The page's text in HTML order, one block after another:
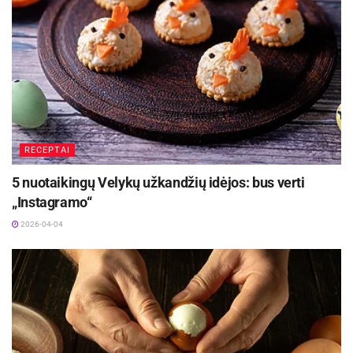
sustatytų stovų.
Marinuodami mėsą, improvizuokite
Aktualios naujienos
Skaniausi vasaros kokteiliai be alkoholio:
Lietuvoje atgimsta mažai girdėtas ingredientas
2026-06-24
Net jei nuolat susilaukiate komplimentų už
gardžius mėsos kepsnius ir saugote kelis savo
firminius receptus, verta išbandyti šį tą naujo ir
RECEPTAI
5 nuotaikingų Velykų užkandžių idėjos: bus verti
„Instagramo“
2026-04-04